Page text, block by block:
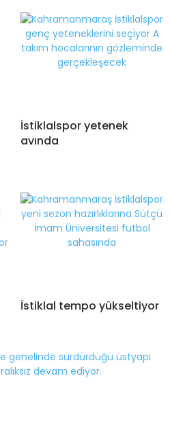
İstiklalspor yetenek
avında
İstiklal tempo yükseltiyor